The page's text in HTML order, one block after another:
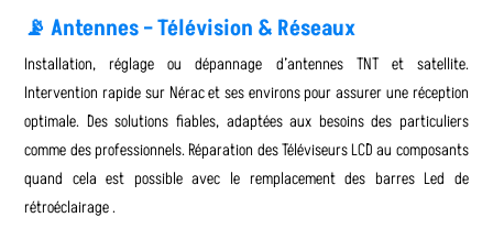
📡 Antennes – Télévision & Réseaux
Installation, réglage ou dépannage d’antennes TNT et satellite.
Intervention rapide sur Nérac et ses environs pour assurer une réception
optimale. Des solutions fiables, adaptées aux besoins des particuliers
comme des professionnels. Réparation des Téléviseurs LCD au composants
quand cela est possible avec le remplacement des barres Led de
rétroéclairage .